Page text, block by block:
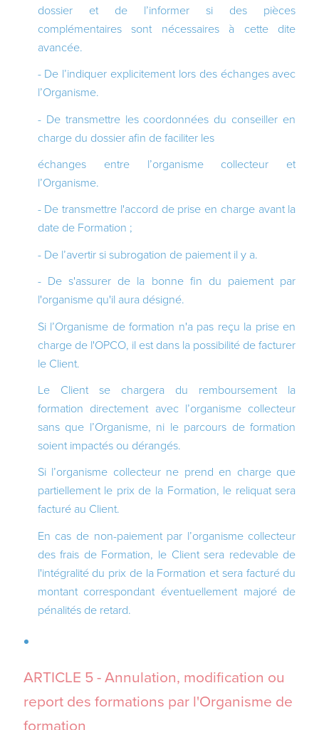
dossier et de l’informer si des pièces
complémentaires sont nécessaires à cette dite
avancée.
- De l’indiquer explicitement lors des échanges avec
l’Organisme.
- De transmettre les coordonnées du conseiller en
charge du dossier afin de faciliter les
échanges entre l’organisme collecteur et
l’Organisme.
- De transmettre l'accord de prise en charge avant la
date de Formation ;
- De l’avertir si subrogation de paiement il y a.
- De s'assurer de la bonne fin du paiement par
l'organisme qu'il aura désigné.
Si l’Organisme de formation n'a pas reçu la prise en
charge de l'OPCO, il est dans la possibilité de facturer
le Client.
Le Client se chargera du remboursement la
formation directement avec l’organisme collecteur
sans que l’Organisme, ni le parcours de formation
soient impactés ou dérangés.
Si l’organisme collecteur ne prend en charge que
partiellement le prix de la Formation, le reliquat sera
facturé au Client.
En cas de non-paiement par l’organisme collecteur
des frais de Formation, le Client sera redevable de
l'intégralité du prix de la Formation et sera facturé du
montant correspondant éventuellement majoré de
pénalités de retard.
ARTICLE 5 - Annulation, modification ou
report des formations par l'Organisme de
formation